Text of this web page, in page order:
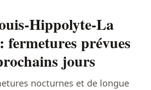
Hippolyte-La
fermetures prévues
jours
nocturnes et de longue